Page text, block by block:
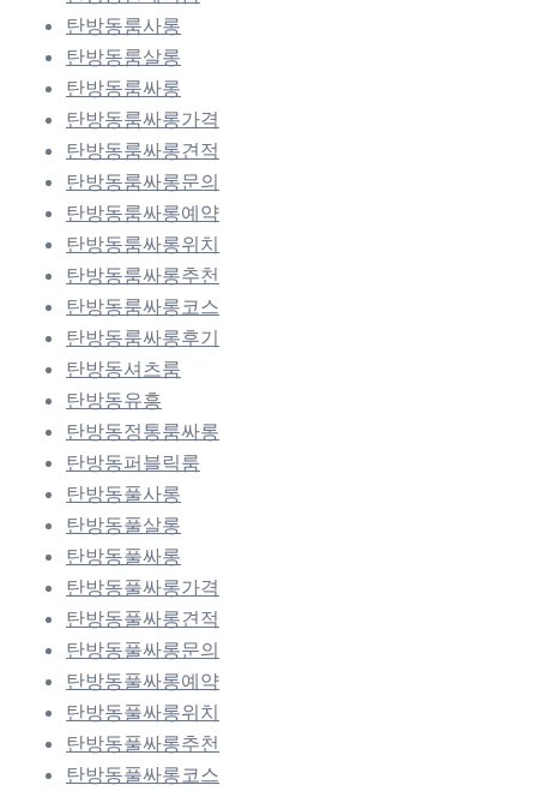
탄방동룸사롱
탄방동룸살롱
탄방동룸싸롱
탄방동룸싸롱가격
탄방동룸싸롱견적
탄방동룸싸롱문의
탄방동룸싸롱예약
탄방동룸싸롱위치
탄방동룸싸롱추천
탄방동룸싸롱코스
탄방동룸싸롱후기
탄방동셔츠룸
탄방동유흥
탄방동정통룸싸롱
탄방동퍼블릭룸
탄방동풀사롱
탄방동풀살롱
탄방동풀싸롱
탄방동풀싸롱가격
탄방동풀싸롱견적
탄방동풀싸롱문의
탄방동풀싸롱예약
탄방동풀싸롱위치
탄방동풀싸롱추천
탄방동풀싸롱코스